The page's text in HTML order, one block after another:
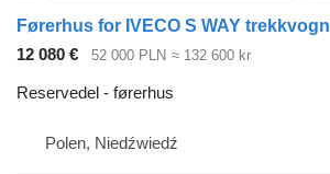
Førerhus for IVECO S WAY trekkvogn
12 080 €
52 000 PLN ≈ 132 600 kr
Reservedel - førerhus
Polen, Niedźwiedź